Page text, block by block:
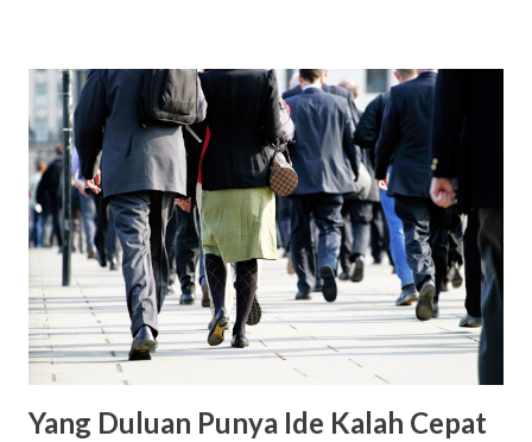
kebutuhan apd,medis hub curhat urban farmers fun teacher
private smartku platform data pendidikan meet my guru
charity 4 unity platfour, bahan2 ready to cook
aegon,autonomous drone delivery service hubungkan
karyawan dg umkm yg butuh penyedia kbthn RT deteksi
pemetaan org bergejala covid scr aerial sanitasi contactless
midwifecare bantu nakes plynn kshtn ibu anak diary anonim
utk yg merasa kena gejala covid deteksi cepat covid dg
implementasi biosensor sarengan co-farmings,berkebun
bareng mi...
Yang Duluan Punya Ide Kalah Cepat